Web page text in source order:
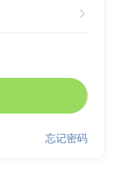

忘记密码